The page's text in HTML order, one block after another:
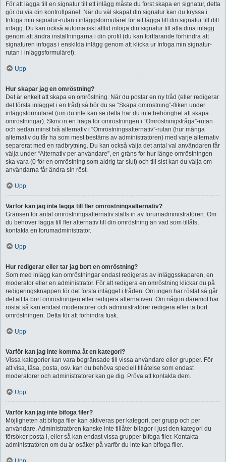
För att lägga till en signatur till ett inlägg måste du först skapa en signatur, detta
gör du via din kontrollpanel. När du väl skapat din signatur kan du kryssa i
Infoga min signatur-rutan i inläggsformuläret för att lägga till din signatur till ditt
inlägg. Du kan också automatiskt alltid infoga din signatur till alla dina inlägg
genom att ändra inställningarna i din profil (du kan fortfarande förhindra att
signaturen infogas i enskilda inlägg genom att klicka ur Infoga min signatur-
rutan i inläggsformuläret).
Upp
Hur skapar jag en omröstning?
Det är enkelt att skapa en omröstning. När du postar en ny tråd (eller redigerar
det första inlägget i en tråd) så bör du se “Skapa omröstning”-fliken under
inläggsformuläret (om du inte kan se detta har du inte behörighet att skapa
omröstningar). Skriv in en fråga för omröstningen i “Omröstningsfråga”-rutan
och sedan minst två alternativ i “Omröstningsalternativ”-rutan (hur många
alternativ du får ha som mest bestäms av administratören) med varje alternativ
separerat med en radbrytning. Du kan också välja det antal val användaren får
välja under “Alternativ per användare”, en gräns för hur länge omröstningen
ska vara (0 för en omröstning som aldrig tar slut) och till sist kan du välja om
användarna får ändra sin röst.
Upp
Varför kan jag inte lägga till fler omröstningsalternativ?
Gränsen för antal omröstningsalternativ ställs in av forumadministratören. Om
du behöver lägga till fler alternativ till din omröstning än vad som tillåts,
kontakta en forumadministratör.
Upp
Hur redigerar eller tar jag bort en omröstning?
Som med inlägg kan omröstningar endast redigeras av inläggsskaparen, en
moderator eller en administratör. För att redigera en omröstning klickar du på
redigeringsknappen för det första inlägget i tråden. Om ingen har röstat så går
det att ta bort omröstningen eller redigera alternativen. Om någon däremot har
röstat så kan endast moderatorer och administratörer redigera eller ta bort
omröstningen. Detta för att förhindra fusk.
Upp
Varför kan jag inte komma åt en kategori?
Vissa kategorier kan vara begränsade till vissa användare eller grupper. För
att visa, läsa, posta, osv. kan du behöva speciell tillåtelse som endast
moderatorer och administratörer kan ge dig. Pröva att kontakta dem.
Upp
Varför kan jag inte bifoga filer?
Möjligheten att bifoga filer kan aktiveras per kategori, per grupp och per
användare. Administratören kanske inte tillåter bilagor i just den kategori du
försöker posta i, eller så kan endast vissa grupper bifoga filer. Kontakta
administratören om du är osäker på varför du inte kan bifoga filer.